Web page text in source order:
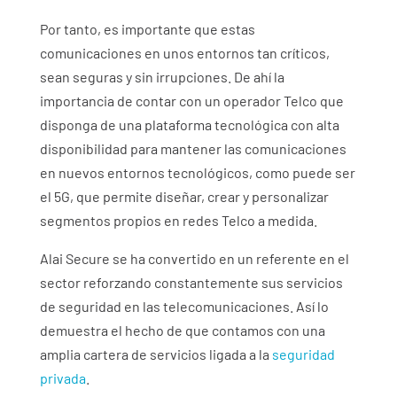
Por tanto, es importante que estas
comunicaciones en unos entornos tan críticos,
sean seguras y sin irrupciones. De ahí la
importancia de contar con un operador Telco que
disponga de una plataforma tecnológica con alta
disponibilidad para mantener las comunicaciones
en nuevos entornos tecnológicos, como puede ser
el 5G, que permite diseñar, crear y personalizar
segmentos propios en redes Telco a medida.
Alai Secure se ha convertido en un referente en el
sector reforzando constantemente sus servicios
de seguridad en las telecomunicaciones. Así lo
demuestra el hecho de que contamos con una
amplia cartera de servicios ligada a la seguridad
privada.